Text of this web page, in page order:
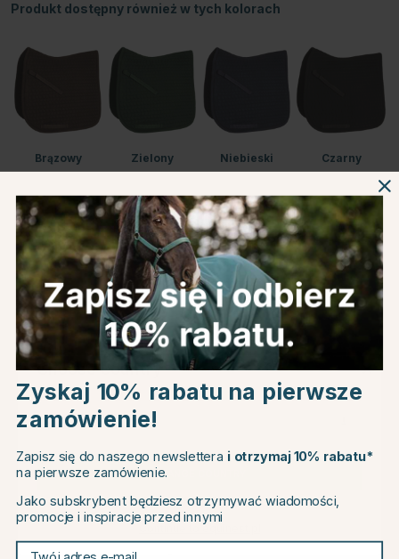
Produkt dostępny również w tych kolorach
Brązowy Zielony Niebieski Czarny
Czerwony
Informacje o produkcie
O producencie
Recenzje
Powiązane produkty
Choose country
EU
CHANGE COUNTRY
Continue to equinest.pl
Zyskaj 10% rabatu na pierwsze
zamówienie!
Zapisz się do naszego newslettera i otrzymaj 10% rabatu*
na pierwsze zamówienie.
Jako subskrybent będziesz otrzymywać wiadomości,
promocje i inspiracje przed innymi
Twój adres e-mail